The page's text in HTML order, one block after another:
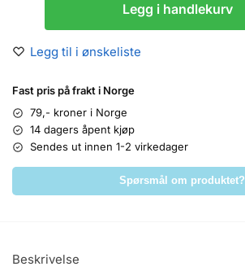
Legg i handlekurv
Legg til i ønskeliste
Fast pris på frakt i Norge
79,- kroner i Norge
14 dagers åpent kjøp
Sendes ut innen 1-2 virkedager
Spørsmål om produktet?
Beskrivelse